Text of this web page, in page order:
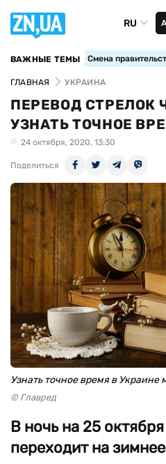
RU
ВАЖНЫЕ ТЕМЫ Смена
ГЛАВНАЯ УКРАИНА
ПЕРЕВОД СТРЕЛОК
УЗНАТЬ ТОЧНОЕ
24 октября, 2020, 13:30
Поделиться
Узнать точное время в
© Главред
В ночь на 25
переходит на